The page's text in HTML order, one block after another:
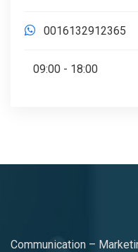
0016132912365
09:00 - 18:00
Communication –